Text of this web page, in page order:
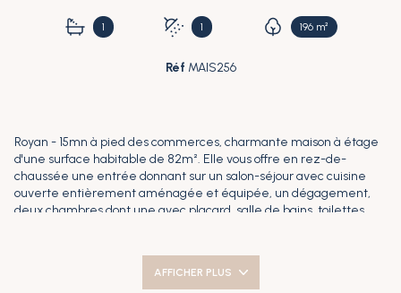
1 1 196 m²
Réf MAIS256
Royan - 15mn à pied des commerces, charmante maison à étage
d'une surface habitable de 82m². Elle vous offre en rez-de-
chaussée une entrée donnant sur un salon-séjour avec cuisine
ouverte entièrement aménagée et équipée, un dégagement,
deux chambres dont une avec placard, salle de bains, toilettes
investisseur ! Le prix indiqué comprend les honoraires à la charge
AFFICHER PLUS